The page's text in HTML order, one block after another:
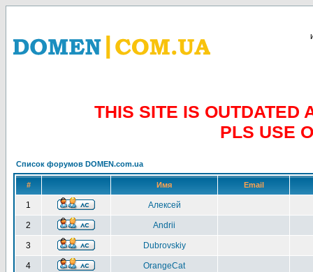
THIS SITE IS OUTDATED
PLS USE
Список форумов DOMEN.com.ua
# Имя Email
1 Алексей
2 Andrii
3 Dubrovskiy
4 OrangeCat